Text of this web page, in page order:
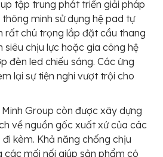
tập trung phát triển giải pháp
minh sử dụng hệ pad tự
rất chú trọng lắp đặt cầu thang
siêu chịu lực hoặc gia công hệ
đèn led chiếu sáng. Các ứng
lại sự tiện nghi vượt trội cho
Group còn được xây dựng
về nguồn gốc xuất xứ của các
đi kèm. Khả năng chống chịu
mối nối giúp sản phẩm có